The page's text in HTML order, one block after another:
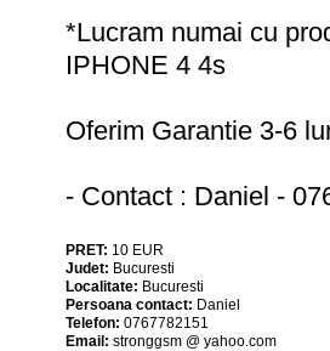
*Lucram numai cu
IPHONE 4 4s
Oferim Garantie 3-6
- Contact : Daniel -
PRET: 10 EUR
Judet: Bucuresti
Localitate: Bucuresti
Persoana contact: Daniel
Telefon: 0767782151
Email: stronggsm @ yahoo.com